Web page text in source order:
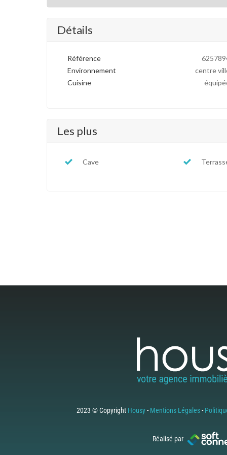
Détails
Référence
Environnement
centre
Cuisine
Les plus
Cave
2023 © Copyright Housy-Mentions Légales-
Réalisé par